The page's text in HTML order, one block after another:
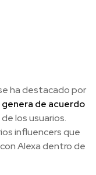
ha destacado por
de acuerdo
los usuarios.
influencers que
Alexa dentro de